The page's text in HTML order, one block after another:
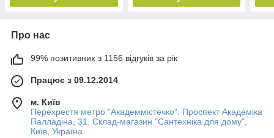
Про нас
99% позитивних з 1156 відгуків за рік
Працює з 09.12.2014
м. Київ
Перехрестя метро "Академмістечко". Проспект Академіка
Палладіна, 31. Склад-магазин "Сантехніка для дому",
Київ, Україна